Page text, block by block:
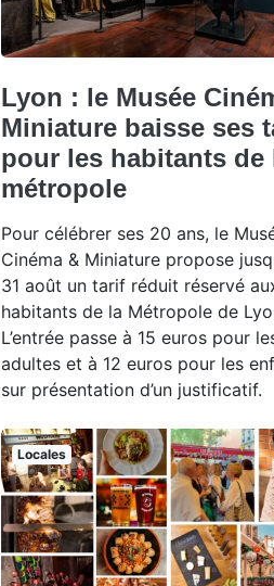
Lyon : le Musée
Miniature baisse ses
pour les habitants de
métropole
Pour célébrer ses 20 ans, le
Cinéma & Miniature propose
31 août un tarif réduit réservé
habitants de la Métropole de
L’entrée passe à 15 euros pour
adultes et à 12 euros pour les
sur présentation d’un justificatif.
Locales